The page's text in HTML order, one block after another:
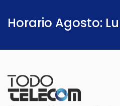
Horario Agosto: